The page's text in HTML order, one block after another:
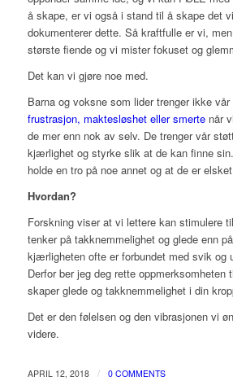
å skape, er vi også i stand til å skape det
dokumenterer dette. Så kraftfulle er vi,
største fiende og vi mister fokuset og
Det kan vi gjøre noe med.
Barna og voksne som lider trenger ikke vår
frustrasjon, maktesløshet eller smertenår
de mer enn nok av selv. De trenger vår
kjærlighet og styrke slik at de kan finne
holde en tro på noe annet og at de er
Hvordan?
Forskning viser at vi lettere kan stimulere
tenker på takknemmelighet og glede enn
kjærligheten ofte er forbundet med svik og
Derfor ber jeg deg rette oppmerksomheten
skaper glede og takknemmelighet i din
Det er den følelsen og den vibrasjonen vi
videre.
APRIL 12, 2018 / 0 COMMENTS